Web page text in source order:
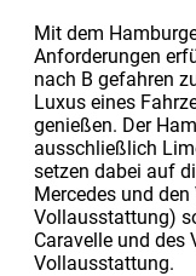
Mit dem
Anforderungen
nach B gefahren
Luxus eines
genießen. Der
ausschließlich
setzen dabei auf
Mercedes und
Vollausstattung)
Caravelle und des
Vollausstattung.